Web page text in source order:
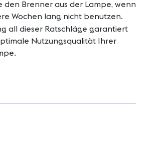
den Brenner aus der Lampe, wenn
Wochen lang nicht benutzen.
all dieser Ratschläge garantiert
Nutzungsqualität Ihrer